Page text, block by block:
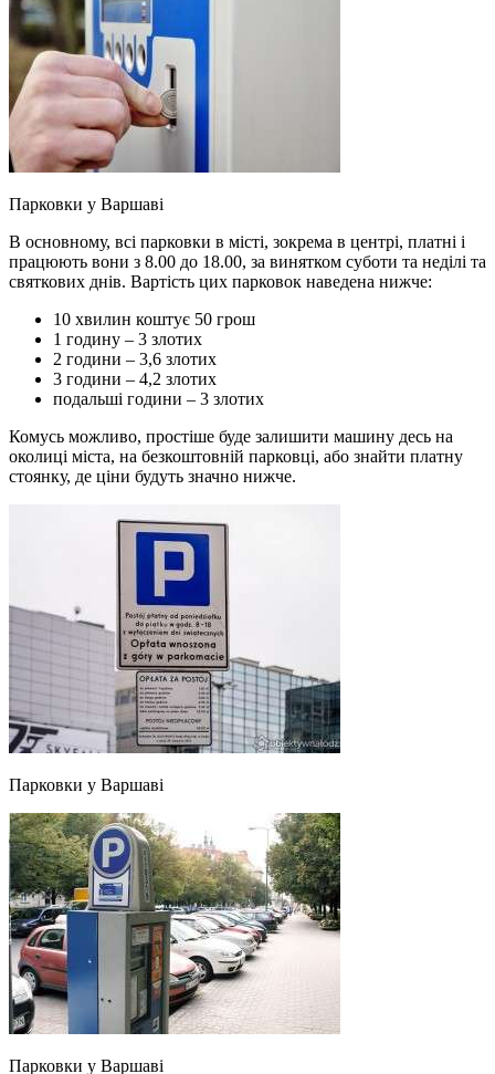
Парковки у Варшаві
В основному, всі парковки в місті, зокрема в центрі, платні і
працюють вони з 8.00 до 18.00, за винятком суботи та неділі та
святкових днів. Вартість цих парковок наведена нижче:
10 хвилин коштує 50 грош
1 годину – 3 злотих
2 години – 3,6 злотих
3 години – 4,2 злотих
подальші години – 3 злотих
Комусь можливо, простіше буде залишити машину десь на
околиці міста, на безкоштовній парковці, або знайти платну
стоянку, де ціни будуть значно нижче.
Парковки у Варшаві
Парковки у Варшаві